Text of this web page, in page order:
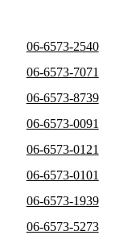
06-6573-2540
06-6573-7071
06-6573-8739
06-6573-0091
06-6573-0121
06-6573-0101
06-6573-1939
06-6573-5273